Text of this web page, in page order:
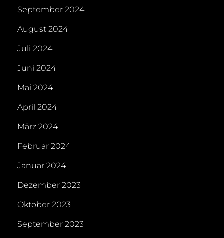
September 2024
August 2024
Juli 2024
Juni 2024
Mai 2024
April 2024
März 2024
Februar 2024
Januar 2024
Dezember 2023
Oktober 2023
September 2023